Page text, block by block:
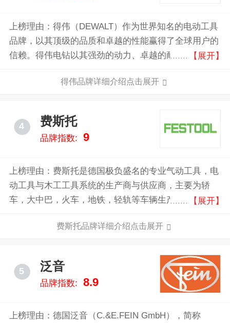
上榜理由：得伟（DEWALT）作为世界知名的电动工具
品牌，以其顶级的品质和卓越的性能赢得了全球用户的
信赖。得伟电钻以其强劲的动力、卓越的耐用性和人性
得伟电钻中找到理想的工具。其高效的电池技术和智能
【展开】
得伟品牌详细介绍点击展开
4 费斯托
品牌指数: 9
上榜理由：费斯托是德国极负盛名的专业气动工具，电
动工具与木工工具系统的生产商与供应商，主要为轿
车，大中巴，火车，地铁，轻轨等车辆生产与维修企业
加工、室内装修等企业提供专业的气动工具、电动工具
【展开】
费斯托品牌详细介绍点击展开
5 泛音
品牌指数: 8.9
上榜理由：德国泛音（C.&E.FEIN GmbH），简称